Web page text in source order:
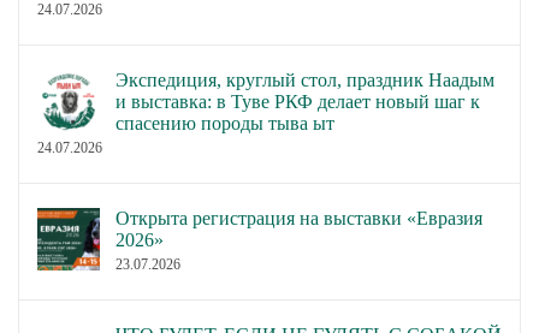
24.07.2026
Экспедиция, круглый стол, праздник Наадым
и выставка: в Туве РКФ делает новый шаг к
спасению породы тыва ыт
24.07.2026
Открыта регистрация на выставки «Евразия
2026»
23.07.2026